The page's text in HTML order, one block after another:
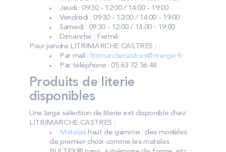
Jeudi : 09:30 - 12:00 / 14:00 - 19:00
Vendredi : 09:30 - 12:00 / 14:00 - 19:00
Samedi : 09:30 - 12:00 / 14:00 - 19:00
Dimanche : Fermé
Pour joindre LITRIMARCHE CASTRES :
Par mail : litrimarchecastres@orange.fr
Par téléphone : 05 63 72 56 48
Produits de literie
disponibles
Une large sélection de literie est disponible chez
LITRIMARCHE CASTRES :
Matelashaut de gamme : des modèles
de premier choix comme les matelas